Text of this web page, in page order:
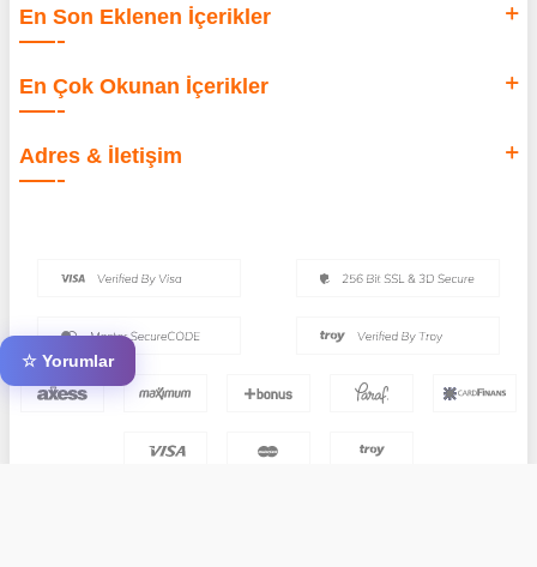
☆ Yorumlar
En Son Eklenen İçerikler
En Çok Okunan İçerikler
Adres & İletişim